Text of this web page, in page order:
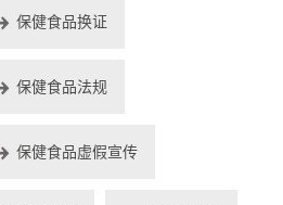
保健食品换证
保健食品法规
保健食品虚假宣传